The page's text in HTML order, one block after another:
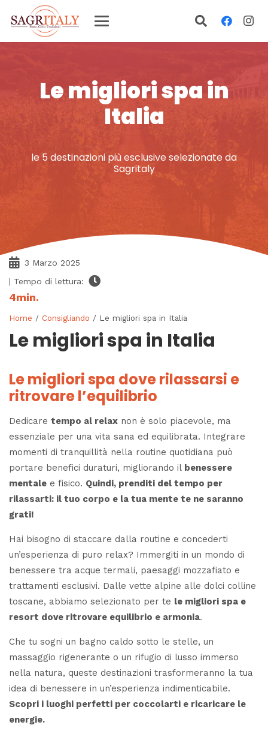
Le migliori spa in
Italia
le 5 destinazioni più esclusive selezionate da
Sagritaly
3 Marzo 2025
| Tempo di lettura:
4min.
Home / Consigliando / Le migliori spa in Italia
Le migliori spa in Italia
Le migliori spa dove rilassarsi e
ritrovare l’equilibrio
Dedicare tempo al relax non è solo piacevole, ma
essenziale per una vita sana ed equilibrata. Integrare
momenti di tranquillità nella routine quotidiana può
portare benefici duraturi, migliorando il benessere
mentale e fisico. Quindi, prenditi del tempo per
rilassarti: il tuo corpo e la tua mente te ne saranno
grati!
Hai bisogno di staccare dalla routine e concederti
un’esperienza di puro relax? Immergiti in un mondo di
benessere tra acque termali, paesaggi mozzafiato e
trattamenti esclusivi. Dalle vette alpine alle dolci colline
toscane, abbiamo selezionato per te le migliori spa e
resort dove ritrovare equilibrio e armonia.
Che tu sogni un bagno caldo sotto le stelle, un
massaggio rigenerante o un rifugio di lusso immerso
nella natura, queste destinazioni trasformeranno la tua
idea di benessere in un’esperienza indimenticabile.
Scopri i luoghi perfetti per coccolarti e ricaricare le
energie.